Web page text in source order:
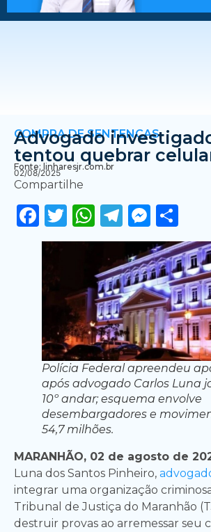
COMPRA DE SENTENÇAS
Advogado
tentou quebrar
Fonte: linharesjr.com.br
02/08/2025
Compartilhe
Facebook
Twitter
WhatsApp
Polícia Federal apreendeu
após advogado Carlos Luna
10º andar; esquema envolve
desembargadores e
54,7 milhões.
MARANHÃO, 02 de agosto de
Luna dos Santos Pinheiro,
integrar uma organização
Tribunal de Justiça do Maranhão
destruir provas ao arremessar seu